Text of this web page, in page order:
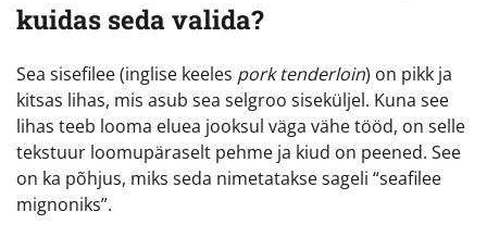
kuidas seda valida?
Sea sisefilee (inglise keeles pork tenderloin) on pikk ja
kitsas lihas, mis asub sea selgroo siseküljel. Kuna see
lihas teeb looma eluea jooksul väga vähe tööd, on selle
tekstuur loomupäraselt pehme ja kiud on peened. See
on ka põhjus, miks seda nimetatakse sageli “seafilee
mignoniks”.